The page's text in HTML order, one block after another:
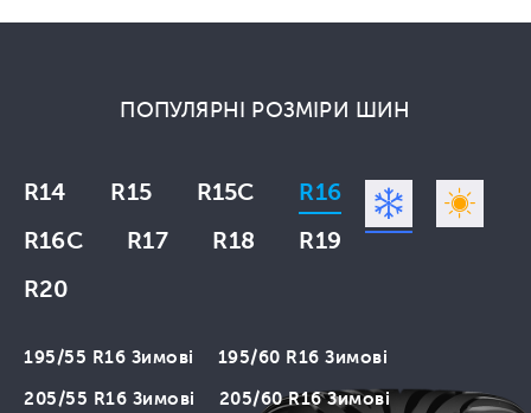
ПОПУЛЯРНІ РОЗМІРИ ШИН
R14 R15 R15C
R16
R16C
R17 R18
R19
R20
195/55 R16 Зимові
195/60 R16 Зимові
205/55 R16 Зимові
205/60 R16 Зимові